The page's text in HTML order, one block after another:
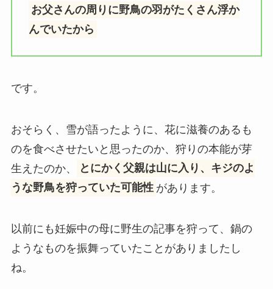
お父さんの周りに野鳥の羽がたくさん浮か
んでいたから
です。
おそらく、雪が語ったように、花に滋養のあるも
のを食べさせたいと思ったのか、狩りの本能が芽
生えたのか、
とにかく父親は山に入り、キジのよ
うな野鳥を狩っていた可能性 があります。
以前にも妊娠中の母に野生の記事を狩って、鍋の
ようなものを振舞っていたことがありましたし
ね。